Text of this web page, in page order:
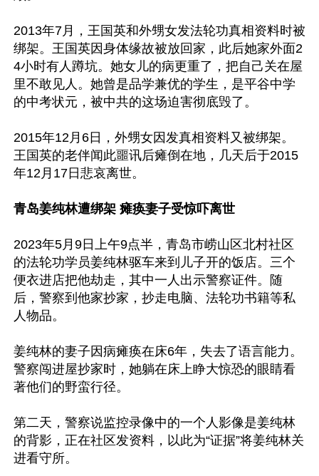
2013年7月，王国英和外甥女发法轮功真相资料时被
绑架。王国英因身体缘故被放回家，此后她家外面2
4小时有人蹲坑。她女儿的病更重了，把自己关在屋
里不敢见人。她曾是品学兼优的学生，是平谷中学
的中考状元，被中共的这场迫害彻底毁了。
2015年12月6日，外甥女因发真相资料又被绑架。
王国英的老伴闻此噩讯后瘫倒在地，几天后于2015
年12月17日悲哀离世。
青岛姜纯林遭绑架 瘫痪妻子受惊吓离世
2023年5月9日上午9点半，青岛市崂山区北村社区
的法轮功学员姜纯林驱车来到儿子开的饭店。三个
便衣进店把他劫走，其中一人出示警察证件。随
后，警察到他家抄家，抄走电脑、法轮功书籍等私
人物品。
姜纯林的妻子因病瘫痪在床6年，失去了语言能力。
警察闯进屋抄家时，她躺在床上睁大惊恐的眼睛看
著他们的野蛮行径。
第二天，警察说监控录像中的一个人影像是姜纯林
的背影，正在社区发资料，以此为“证据”将姜纯林关
进看守所。